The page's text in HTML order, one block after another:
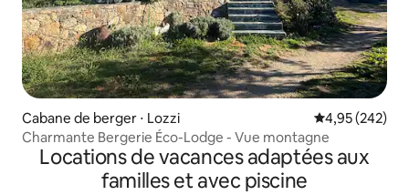
Cabane de berger ⋅ Lozzi Évaluation
4,95 (242)
Charmante Bergerie Éco-Lodge - Vue montagne
Locations de vacances adaptées aux
familles et avec piscine